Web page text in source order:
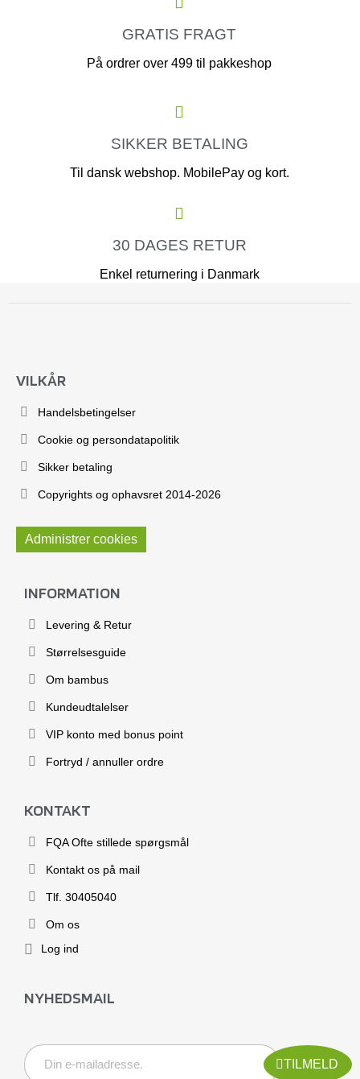
GRATIS FRAGT
På ordrer over 499 til pakkeshop
SIKKER BETALING
Til dansk webshop. MobilePay og kort.
30 DAGES RETUR
Enkel returnering i Danmark
VILKÅR
Handelsbetingelser
Cookie og persondatapolitik
Sikker betaling
Copyrights og ophavsret 2014-2026
Administrer cookies
INFORMATION
Levering & Retur
Størrelsesguide
Om bambus
Kundeudtalelser
VIP konto med bonus point
Fortryd / annuller ordre
KONTAKT
FQA Ofte stillede spørgsmål
Kontakt os på mail
Tlf. 30405040
Om os
Log ind
NYHEDSMAIL
TILMELD